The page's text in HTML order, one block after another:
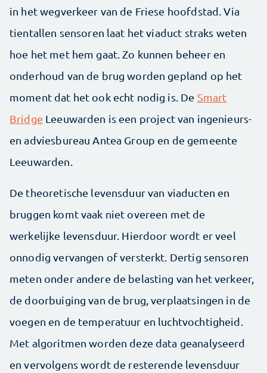
in het wegverkeer van de Friese hoofdstad. Via
tientallen sensoren laat het viaduct straks weten
hoe het met hem gaat. Zo kunnen beheer en
onderhoud van de brug worden gepland op het
moment dat het ook echt nodig is. De Smart
Bridge Leeuwarden is een project van ingenieurs-
en adviesbureau Antea Group en de gemeente
Leeuwarden.
De theoretische levensduur van viaducten en
bruggen komt vaak niet overeen met de
werkelijke levensduur. Hierdoor wordt er veel
onnodig vervangen of versterkt. Dertig sensoren
meten onder andere de belasting van het verkeer,
de doorbuiging van de brug, verplaatsingen in de
voegen en de temperatuur en luchtvochtigheid.
Met algoritmen worden deze data geanalyseerd
en vervolgens wordt de resterende levensduur